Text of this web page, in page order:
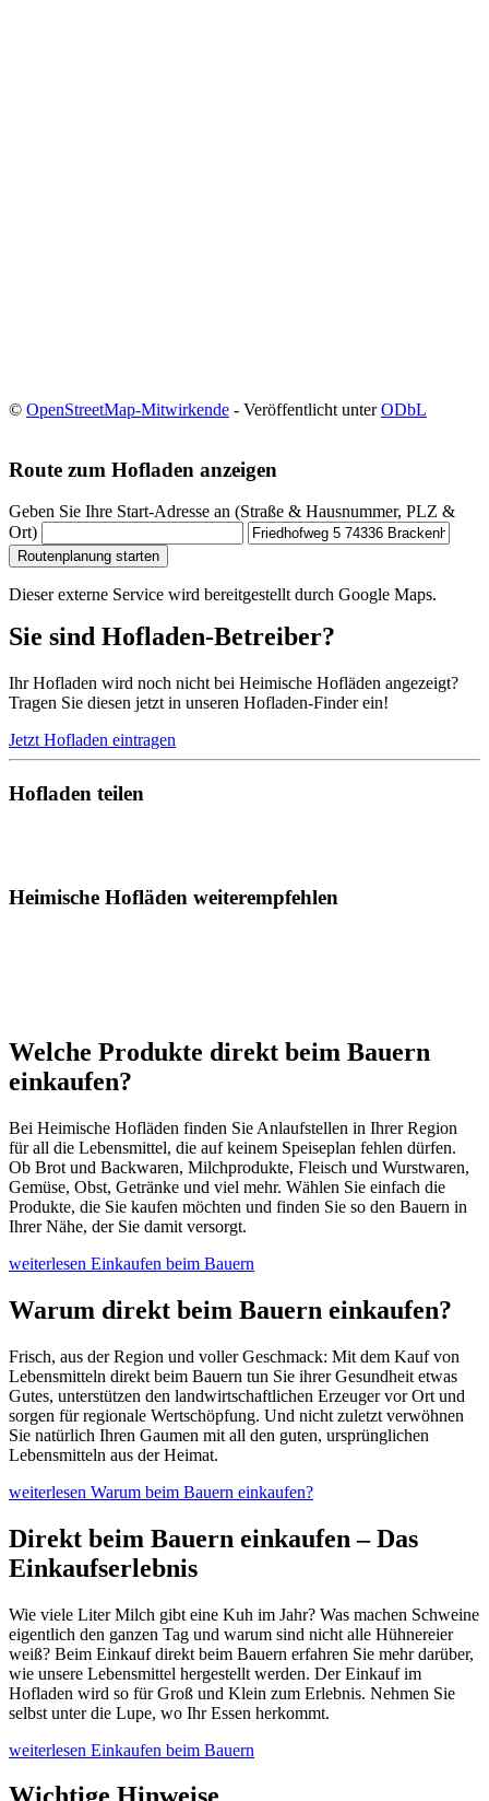
© OpenStreetMap-Mitwirkende - Veröffentlicht unterODbL
Route zum Hofladen anzeigen
Geben Sie Ihre Start-Adresse an (Straße & Hausnummer, PLZ &
Ort)
Routenplanung starten
Dieser externe Service wird bereitgestellt durch Google Maps.
Sie sind Hofladen-Betreiber?
Ihr Hofladen wird noch nicht bei Heimische Hofläden angezeigt?
Tragen Sie diesen jetzt in unseren Hofladen-Finder ein!
Jetzt Hofladen eintragen
Hofladen teilen
Heimische Hofläden weiterempfehlen
Welche Produkte direkt beim Bauern
einkaufen?
Bei Heimische Hofläden finden Sie Anlaufstellen in Ihrer Region
für all die Lebensmittel, die auf keinem Speiseplan fehlen dürfen.
Ob Brot und Backwaren, Milchprodukte, Fleisch und Wurstwaren,
Gemüse, Obst, Getränke und viel mehr. Wählen Sie einfach die
Produkte, die Sie kaufen möchten und finden Sie so den Bauern in
Ihrer Nähe, der Sie damit versorgt.
weiterlesen Einkaufen beim Bauern
Warum direkt beim Bauern einkaufen?
Frisch, aus der Region und voller Geschmack: Mit dem Kauf von
Lebensmitteln direkt beim Bauern tun Sie ihrer Gesundheit etwas
Gutes, unterstützen den landwirtschaftlichen Erzeuger vor Ort und
sorgen für regionale Wertschöpfung. Und nicht zuletzt verwöhnen
Sie natürlich Ihren Gaumen mit all den guten, ursprünglichen
Lebensmitteln aus der Heimat.
weiterlesen Warum beim Bauern einkaufen?
Direkt beim Bauern einkaufen – Das
Einkaufserlebnis
Wie viele Liter Milch gibt eine Kuh im Jahr? Was machen Schweine
eigentlich den ganzen Tag und warum sind nicht alle Hühnereier
weiß? Beim Einkauf direkt beim Bauern erfahren Sie mehr darüber,
wie unsere Lebensmittel hergestellt werden. Der Einkauf im
Hofladen wird so für Groß und Klein zum Erlebnis. Nehmen Sie
selbst unter die Lupe, wo Ihr Essen herkommt.
weiterlesen Einkaufen beim Bauern